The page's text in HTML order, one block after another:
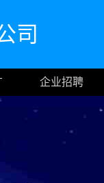
司
企业招聘